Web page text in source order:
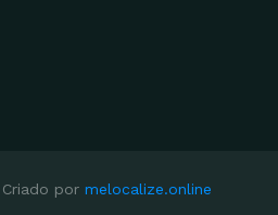
por melocalize.online